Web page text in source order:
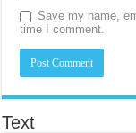
Save my name,
time I comment.
Text